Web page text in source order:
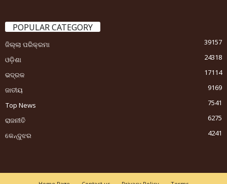
POPULAR CATEGORY
ଜିଲ୍ଲା ପରିକ୍ରମା
39157
ଓଡ଼ିଶା
24318
ଭଦ୍ରକ
17114
ଜାତୀୟ
9169
Top News
7541
ରାଜନୀତି
6275
କେନ୍ଦୁଝର
4241